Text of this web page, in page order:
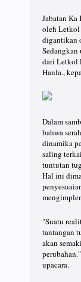
Jabatan
oleh Letkol
digantikan
dari Letkol
Hanla.,
Dalam
bahwa
dinamika
saling
tuntutan
Hal ini
"Suatu
tantangan
akan
upacara.